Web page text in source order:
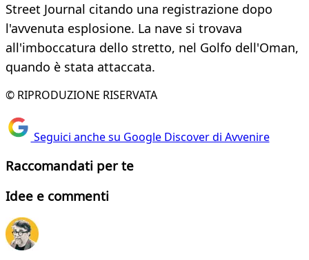
Street Journal citando una registrazione dopo
l'avvenuta esplosione. La nave si trovava
all'imboccatura dello stretto, nel Golfo dell'Oman,
quando è stata attaccata.
© RIPRODUZIONE RISERVATA
Seguici anche su Google Discover di Avvenire
Raccomandati per te
Idee e commenti